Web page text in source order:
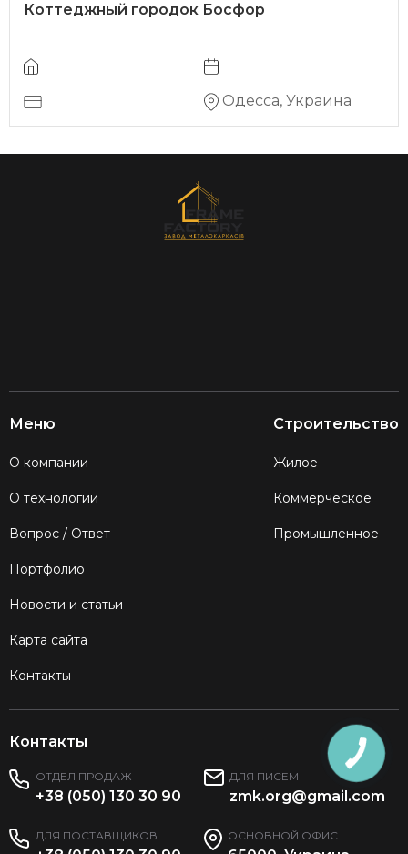
Коттеджный городок Босфор
Одесса, Украина
Меню
О компании
О технологии
Вопрос / Ответ
Портфолио
Новости и статьи
Карта сайта
Контакты
Строительство
Жилое
Коммерческое
Промышленное
Контакты
ОТДЕЛ ПРОДАЖ
+38 (050) 130 30 90
ДЛЯ ПОСТАВЩИКОВ
ДЛЯ ПИСЕМ
zmk.org@gmail.com
ОСНОВНОЙ ОФИС